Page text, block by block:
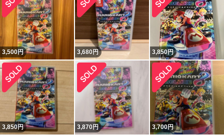
3,500円 3,680円 3,850円
3,850円 3,870円 3,700円